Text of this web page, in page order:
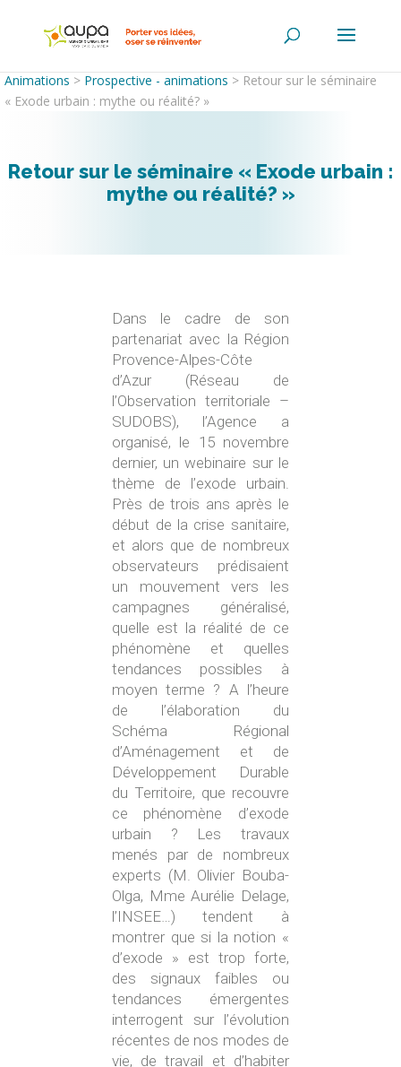
Animations > Prospective - animations > Retour sur le séminaire
« Exode urbain : mythe ou réalité? »
Retour sur le séminaire « Exode urbain :
mythe ou réalité? »
Dans le cadre de son
partenariat avec la Région
Provence-Alpes-Côte
d’Azur (Réseau de
l’Observation territoriale –
SUDOBS), l’Agence a
organisé, le 15 novembre
dernier, un webinaire sur le
thème de l’exode urbain.
Près de trois ans après le
début de la crise sanitaire,
et alors que de nombreux
observateurs prédisaient
un mouvement vers les
campagnes généralisé,
quelle est la réalité de ce
phénomène et quelles
tendances possibles à
moyen terme ? A l’heure
de l’élaboration du
Schéma Régional
d’Aménagement et de
Développement Durable
du Territoire, que recouvre
ce phénomène d’exode
urbain ? Les travaux
menés par de nombreux
experts (M. Olivier Bouba-
Olga, Mme Aurélie Delage,
l’INSEE…) tendent à
montrer que si la notion «
d’exode » est trop forte,
des signaux faibles ou
tendances émergentes
interrogent sur l’évolution
récentes de nos modes de
vie, de travail et d’habiter